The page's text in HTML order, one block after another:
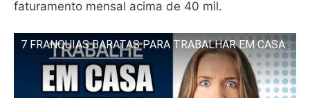
faturamento mensal acima de 40 mil.
7 FRANQUIAS BARATAS PARA TRABALHAR EM CASA